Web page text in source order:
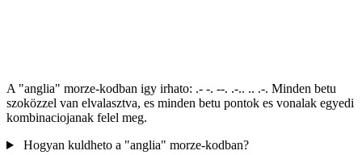
A "anglia" morze-kodban igy irhato: .- -. --. .-.. .. .-. Minden betu
szoközzel van elvalasztva, es minden betu pontok es vonalak egyedi
kombinaciojanak felel meg.
Hogyan kuldheto a "anglia" morze-kodban?